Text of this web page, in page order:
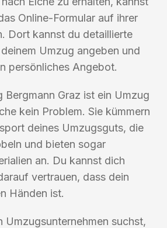
Online-Formular auf ihrer
Dort kannst du detaillierte
Umzug angeben und
persönliches Angebot.
Bergmann Graz ist ein Umzug
kein Problem. Sie kümmern
deines Umzugsguts, die
und bieten sogar
an. Du kannst dich
vertrauen, dass dein
Händen ist.
Umzugsunternehmen suchst,